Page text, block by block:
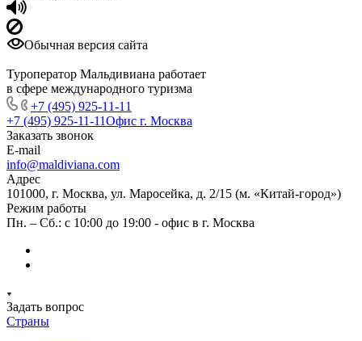
Обычная версия сайта
Туроператор Мальдивиана работает
в сфере международного туризма
+7 (495) 925-11-11
+7 (495) 925-11-11Офис г. Москва
Заказать звонок
E-mail
info@maldiviana.com
Адрес
101000, г. Москва, ул. Маросейка, д. 2/15 (м. «Китай-город»)
Режим работы
Пн. – Сб.: с 10:00 до 19:00 - офис в г. Москва
Задать вопрос
Страны